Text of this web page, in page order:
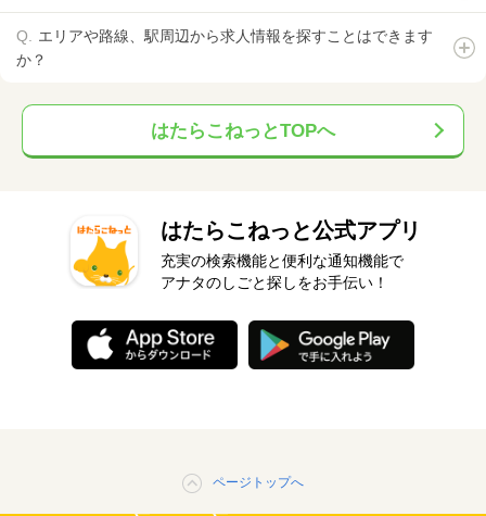
エリアや路線、駅周辺から求人情報を探すことはできます
か？
はたらこねっとTOPへ
はたらこねっと公式アプリ
充実の検索機能と便利な通知機能で
アナタのしごと探しをお手伝い！
ページトップへ